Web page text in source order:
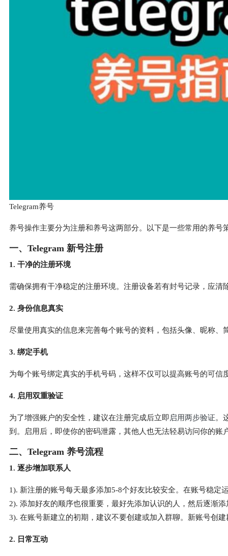
Telegram养号
养号操作主要分为注册和养号这两部分。以下是一些常用的养号
一、Telegram 新号注册
1. 干净的注册环境
需确保拥有干净稳定的注册环境。注册设备若有封号记录，应
2. 身份信息真实
尽量使用真实的信息来完善每个账号的资料，包括头像、昵称、
3. 绑定手机
为每个账号绑定真实的手机号码，这样不仅可以提高账号的可
4. 启用双重验证
为了增强账户的安全性，建议在注册完成后立即 启用两步验证。
到。启用后，即使你的密码泄露，其他人也无法轻易访问你的账
二、Telegram 养号流程
1. 逐步增加联系人
1). 新注册的账号每天最多添加5-8个好友比较安全。在账号稳
2). 添加好友的顺序也很重要，最好先添加认识的人，然后逐渐
3). 在账号新建立的初期，建议不要创建或加入群聊。新账号创
2. 日常互动